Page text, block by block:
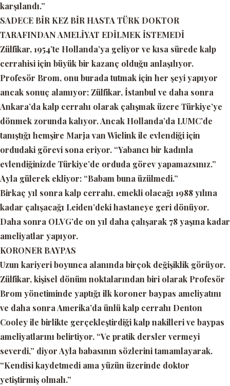
karşılandı.”
SADECE BİR KEZ BİR HASTA TÜRK DOKTOR
TARAFINDAN AMELİYAT EDİLMEK İSTEMEDİ
Zülfikar, 1954’te Hollanda’ya geliyor ve kısa sürede kalp
cerrahisi için büyük bir kazanç olduğu anlaşılıyor.
Profesör Brom, onu burada tutmak için her şeyi yapıyor
ancak sonuç alamıyor; Zülfikar, İstanbul ve daha sonra
Ankara’da kalp cerrahı olarak çalışmak üzere Türkiye’ye
dönmek zorunda kalıyor. Ancak Hollanda’da LUMC’de
tanıştığı hemşire Marja van Wielink ile evlendiği için
ordudaki görevi sona eriyor. “Yabancı bir kadınla
evlendiğinizde Türkiye’de orduda görev yapamazsınız.”
Ayla gülerek ekliyor: “Babam buna üzülmedi.”
Birkaç yıl sonra kalp cerrahı, emekli olacağı 1988 yılına
kadar çalışacağı Leiden’deki hastaneye geri dönüyor.
Daha sonra OLVG’de on yıl daha çalışarak 78 yaşına kadar
ameliyatlar yapıyor.
KORONER BAYPAS
Uzun kariyeri boyunca alanında birçok değişiklik görüyor.
Zülfikar, kişisel dönüm noktalarından biri olarak Profesör
Brom yönetiminde yaptığı ilk koroner baypas ameliyatını
ve daha sonra Amerika’da ünlü kalp cerrahı Denton
Cooley ile birlikte gerçekleştirdiği kalp nakilleri ve baypas
ameliyatlarını belirtiyor. “Ve pratik dersler vermeyi
severdi,” diyor Ayla babasının sözlerini tamamlayarak.
“Kendisi kaydetmedi ama yüzün üzerinde doktor
yetiştirmiş olmalı.”